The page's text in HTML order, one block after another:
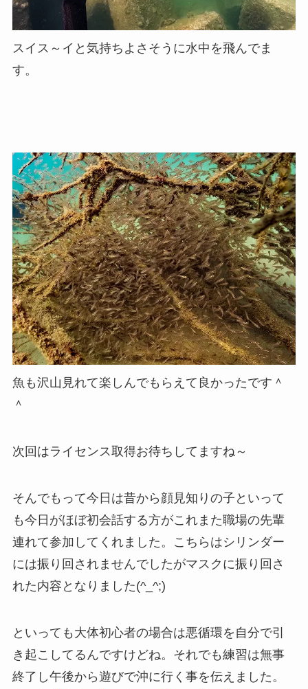
スイス～イと気持ちよさそうに水中を飛んでま
す。
魚も沢山見れて楽しんでもらえて良かったです＾
＾
次回はライセンス取得お待ちしてますね～
そんでもって今日は昔から顔見知りの子といって
も今日がほぼ初会話する方がこれまた職場の先輩
連れて参加してくれました。こちらはシリンダー
には振り回されませんでしたがマスクに振り回さ
れた内容となりました(^_^;)
といっても大体初心者の場合は悪循環を自分で引
き起こしてるんですけどね。それでも練習は無事
終了し午後から遊びで沖に行く事を伝えました。